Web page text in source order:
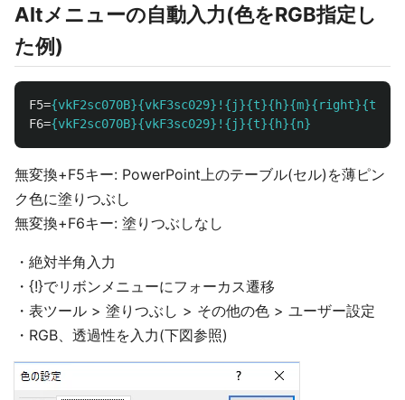
Altメニューの自動入力(色をRGB指定し
た例)
F5=
F6={vkF2sc070B}{vkF3sc029}!{j}{t}{h}{n}
無変換+F5キー: PowerPoint上のテーブル(セル)を薄ピン
ク色に塗りつぶし
無変換+F6キー: 塗りつぶしなし
・絶対半角入力
・{!}でリボンメニューにフォーカス遷移
・表ツール > 塗りつぶし > その他の色 > ユーザー設定
・RGB、透過性を入力(下図参照)